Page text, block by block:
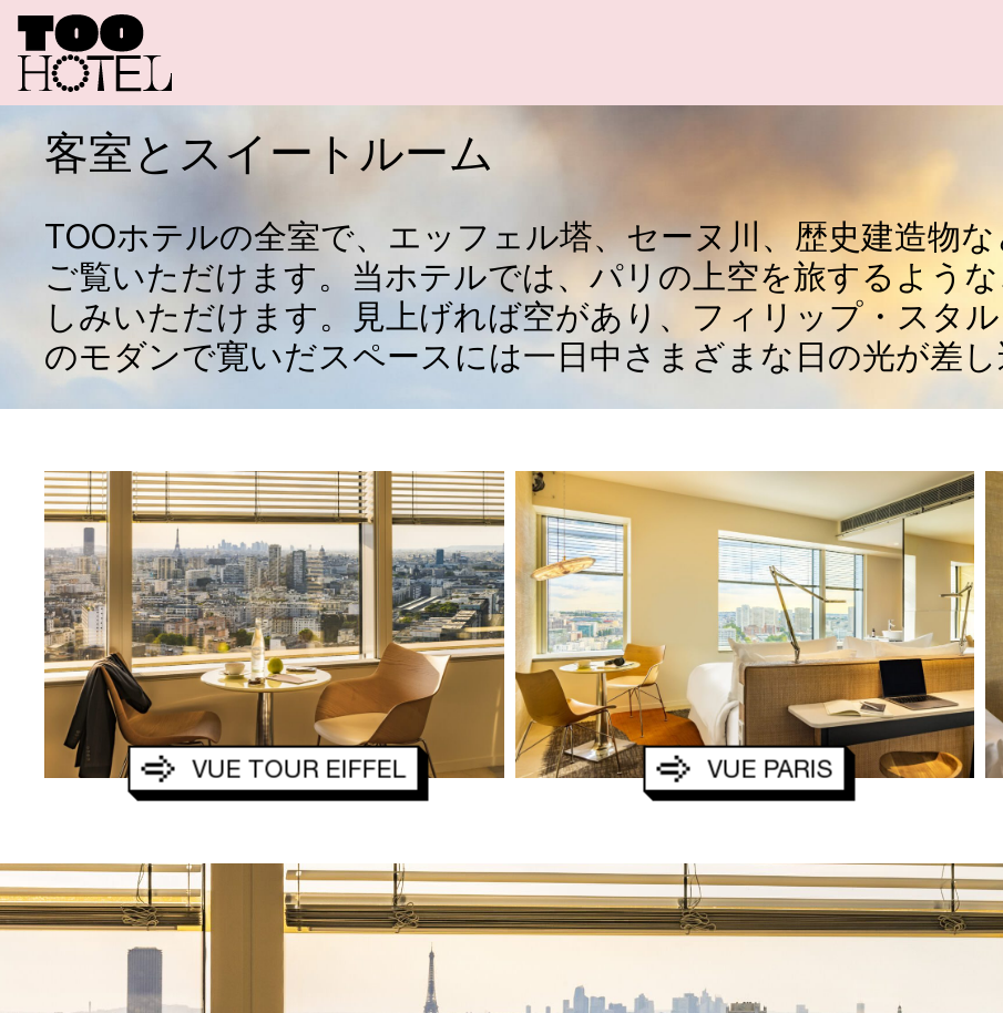
ROOMS AND
SPECIAL OFFERS
TOO RESTAURAN
TOO TACTAC SKY
TOO CHILL SPA
MEETINGS AND E
QUARTI
CONTACT
客室とスイートルーム
TOOホテルの全室で、エッフェル塔、セーヌ川、歴史建造物
ご覧いただけます。当ホテルでは、パリの上空を旅するよう
しみいただけます。見上げれば空があり、フィリップ・スタ
のモダンで寛いだスペースには一日中さまざまな日の光が差し
VUE TOUR EIFFEL VUE PARIS